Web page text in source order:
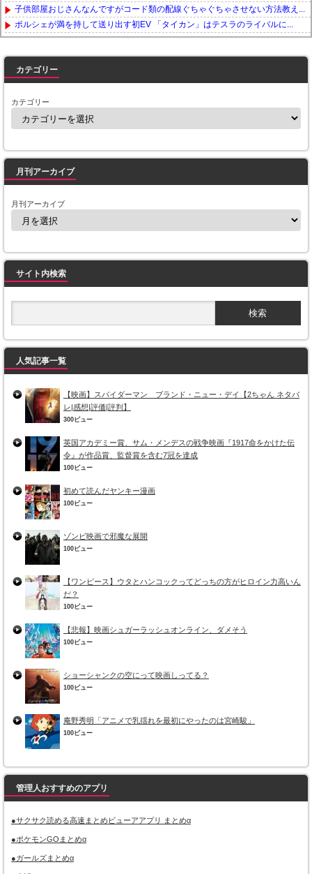
子供部屋おじさんなんですがコード類の配線ぐちゃぐちゃさせない方法教え...
ポルシェが満を持して送り出す初EV 「タイカン」はテスラのライバルに...
カテゴリー
カテゴリー
月刊アーカイブ
月刊アーカイブ
サイト内検索
人気記事一覧
【映画】スパイダーマン ブランド・ニュー・デイ【2ちゃん ネタバ
レ|感想|評価|評判】
300ビュー
英国アカデミー賞、サム・メンデスの戦争映画『1917命をかけた伝
令』が作品賞、監督賞を含む7冠を達成
100ビュー
初めて読んだヤンキー漫画
100ビュー
ゾンビ映画で邪魔な展開
100ビュー
【ワンピース】ウタとハンコックってどっちの方がヒロイン力高いん
だ？
100ビュー
【悲報】映画シュガーラッシュオンライン、ダメそう
100ビュー
ショーシャンクの空にって映画しってる？
100ビュー
庵野秀明「アニメで乳揺れを最初にやったのは宮崎駿」
100ビュー
管理人おすすめのアプリ
●サクサク読める高速まとめビューアアプリ まとめα
●ポケモンGOまとめα
●ガールズまとめα